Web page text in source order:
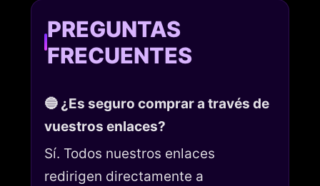
PREGUNTAS
FRECUENTES
🔵 ¿Es seguro comprar a través de
vuestros enlaces?
Sí. Todos nuestros enlaces
redirigen directamente a